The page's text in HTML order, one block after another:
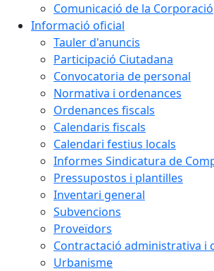
Comunicació de la Corporació
Informació oficial
Tauler d'anuncis
Participació Ciutadana
Convocatoria de personal
Normativa i ordenances
Ordenances fiscals
Calendaris fiscals
Calendari festius locals
Informes Sindicatura de
Pressupostos i plantilles
Inventari general
Subvencions
Proveïdors
Contractació administrativa i
Urbanisme